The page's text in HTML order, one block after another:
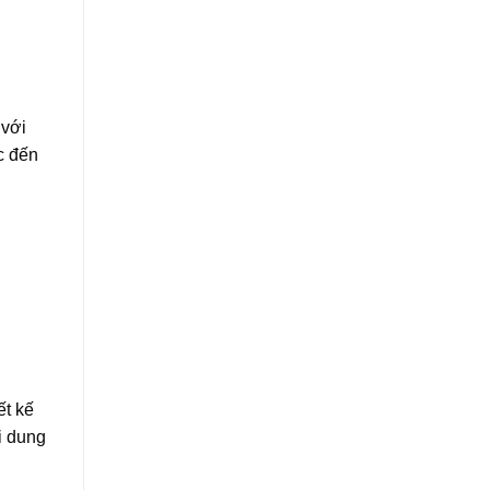
đến
kế
dung